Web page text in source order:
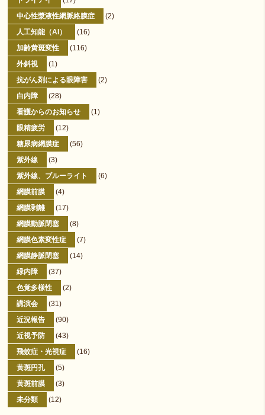
中心性漿液性網脈絡膜症
(2)
人工知能（AI）
(16)
加齢黄斑変性
(116)
外斜視
(1)
抗がん剤による眼障害
(2)
白内障
(28)
看護からのお知らせ
(1)
眼精疲労
(12)
糖尿病網膜症
(56)
紫外線
(3)
紫外線、ブルーライト
(6)
網膜前膜
(4)
網膜剥離
(17)
網膜動脈閉塞
(8)
網膜色素変性症
(7)
網膜静脈閉塞
(14)
緑内障
(37)
色覚多様性
(2)
講演会
(31)
近況報告
(90)
近視予防
(43)
飛蚊症・光視症
(16)
黄斑円孔
(5)
黄斑前膜
(3)
未分類
(12)